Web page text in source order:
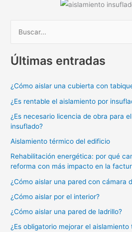
s
a
r
p
o
r
:
Últimas entradas
¿Cómo aislar una cubierta con
¿Es rentable el aislamiento por
¿Es necesario licencia de obra para
insuflado?
Aislamiento térmico del edificio
Rehabilitación energética: por qué
reforma con más impacto en la
¿Cómo aislar una pared con cámara
¿Cómo aislar por el interior?
¿Cómo aislar una pared de ladrillo?
¿Es obligatorio mejorar el